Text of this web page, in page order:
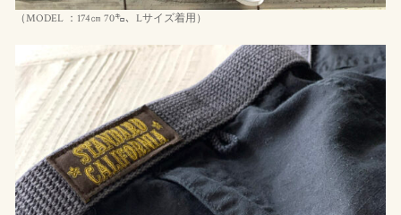
（MODEL ：174㎝ 70㌔、Lサイズ着用）